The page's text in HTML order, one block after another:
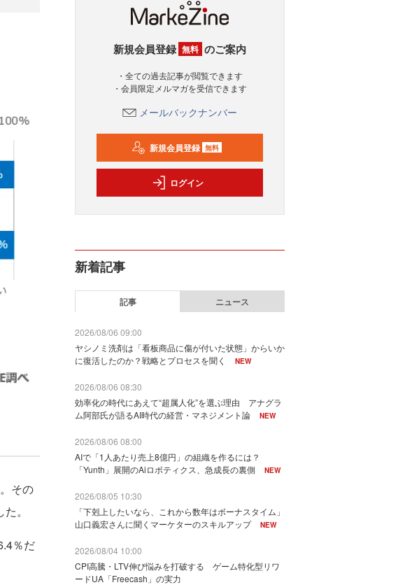
その
。
％だ
新規会員登録 無料 のご案内
・全ての過去記事が閲覧できます
・会員限定メルマガを受信できます
メールバックナンバー
新規会員登録 無料
ログイン
新着記事
記事 ニュース
2026/08/06 09:00
ヤシノミ洗剤は「看板商品に傷が付いた状態」からいか
に復活したのか？戦略とプロセスを聞く
NEW
2026/08/06 08:30
効率化の時代にあえて“超属人化”を選ぶ理由 アナグラ
ム阿部氏が語るAI時代の経営・マネジメント論
NEW
2026/08/06 08:00
AIで「1人あたり売上8億円」の組織を作るには？
「Yunth」展開のAiロボティクス、急成長の裏側
NEW
2026/08/05 10:30
「下剋上したいなら、これから数年はボーナスタイム」
山口義宏さんに聞くマーケターのスキルアップ
NEW
2026/08/04 10:00
CPI高騰・LTV伸び悩みを打破する ゲーム特化型リワ
ードUA「Freecash」の実力